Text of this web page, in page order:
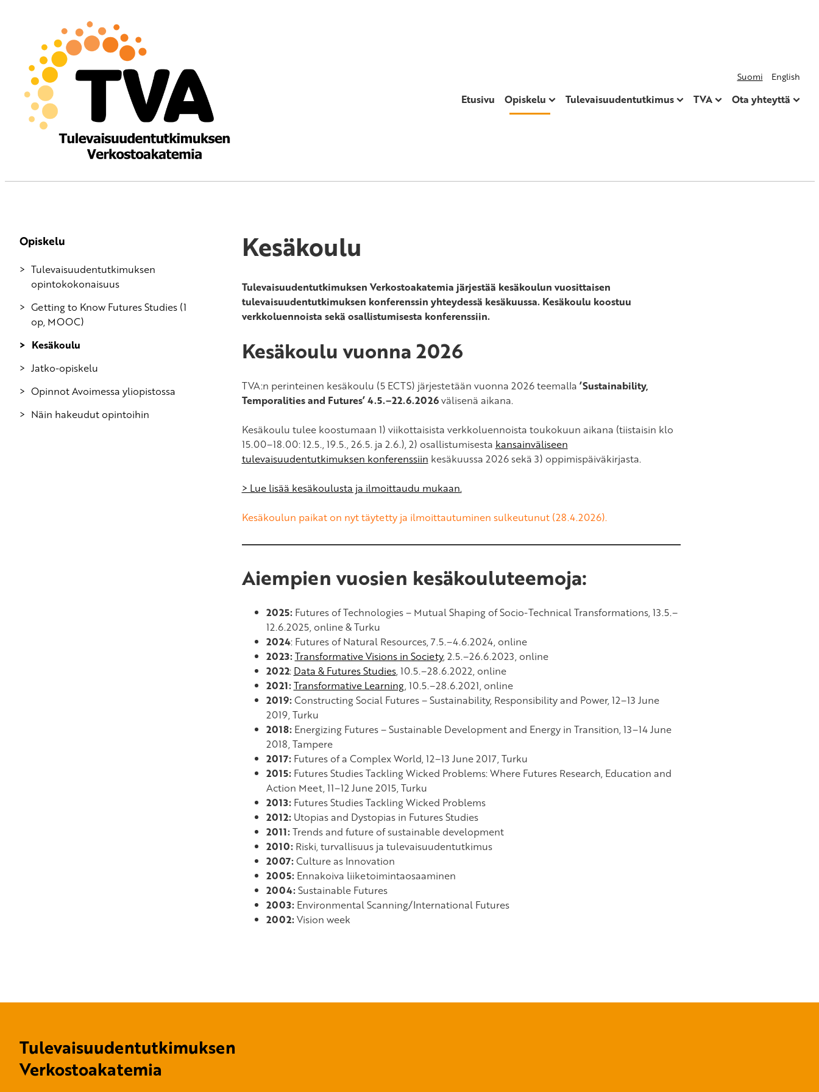
Suomi English
Etusivu Opiskelu Tulevaisuudentutkimus TVA Ota yhteyttä
Opiskelu
Tulevaisuudentutkimuksen
opintokokonaisuus
Getting to Know Futures Studies (1
op, MOOC)
Kesäkoulu
Jatko-opiskelu
Opinnot Avoimessa yliopistossa
Näin hakeudut opintoihin
Kesäkoulu
Tulevaisuudentutkimuksen Verkostoakatemia järjestää kesäkoulun vuosittaisen
tulevaisuudentutkimuksen konferenssin yhteydessä kesäkuussa. Kesäkoulu koostuu
verkkoluennoista sekä osallistumisesta konferenssiin.
Kesäkoulu vuonna 2026
TVA:n perinteinen kesäkoulu (5 ECTS) järjestetään vuonna 2026 teemalla ’Sustainability,
Temporalities and Futures’ 4.5.–22.6.2026välisenä aikana.
Kesäkoulu tulee koostumaan 1) viikottaisista verkkoluennoista toukokuun aikana (tiistaisin klo
15.00–18.00: 12.5., 19.5., 26.5. ja 2.6.), 2) osallistumisesta kansainväliseen
tulevaisuudentutkimuksen konferenssiin kesäkuussa 2026 sekä 3) oppimispäiväkirjasta.
> Lue lisää kesäkoulusta ja ilmoittaudu mukaan.
Kesäkoulun paikat on nyt täytetty ja ilmoittautuminen sulkeutunut (28.4.2026).
Aiempien vuosien kesäkouluteemoja:
2025:Futures of Technologies – Mutual Shaping of Socio-Technical Transformations, 13.5.–
12.6.2025, online & Turku
2024: Futures of Natural Resources, 7.5.–4.6.2024, online
2023:Transformative Visions in Society, 2.5.–26.6.2023, online
2022: Data & Futures Studies, 10.5.–28.6.2022, online
2021:Transformative Learning, 10.5.–28.6.2021, online
2019:Constructing Social Futures – Sustainability, Responsibility and Power, 12–13 June
2019, Turku
2018:Energizing Futures – Sustainable Development and Energy in Transition, 13–14 June
2018, Tampere
2017:Futures of a Complex World, 12–13 June 2017, Turku
2015: Futures Studies Tackling Wicked Problems: Where Futures Research, Education and
Action Meet, 11–12 June 2015, Turku
2013: Futures Studies Tackling Wicked Problems
2012:Utopias and Dystopias in Futures Studies
2011:Trends and future of sustainable development
2010:Riski, turvallisuus ja tulevaisuudentutkimus
2007:Culture as Innovation
2005:Ennakoiva liiketoimintaosaaminen
2004:Sustainable Futures
2003:Environmental Scanning/International Futures
2002:Vision week
Tulevaisuudentutkimuksen
Verkostoakatemia